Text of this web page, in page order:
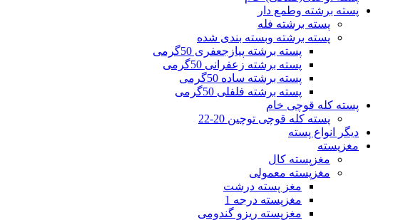
پسته برشته وطمع دار
پسته برشته فله
پسته برشته وبسته بندی شده
پسته برشته پیازجعفری 50گرمی
پسته برشته زعفرانی 50گرمی
پسته برشته ساده 50گرمی
پسته برشته فلفلی 50گرمی
پسته کله قوچی خام
پسته کله قوچی توچین 20-22
دیگر انواع پسته
مغزپسته
مغزپسته کال
مغزپسته معمولی
مغز پسته درشت
مغزپسته درجه 1
مغزپسته ریزو گندومی